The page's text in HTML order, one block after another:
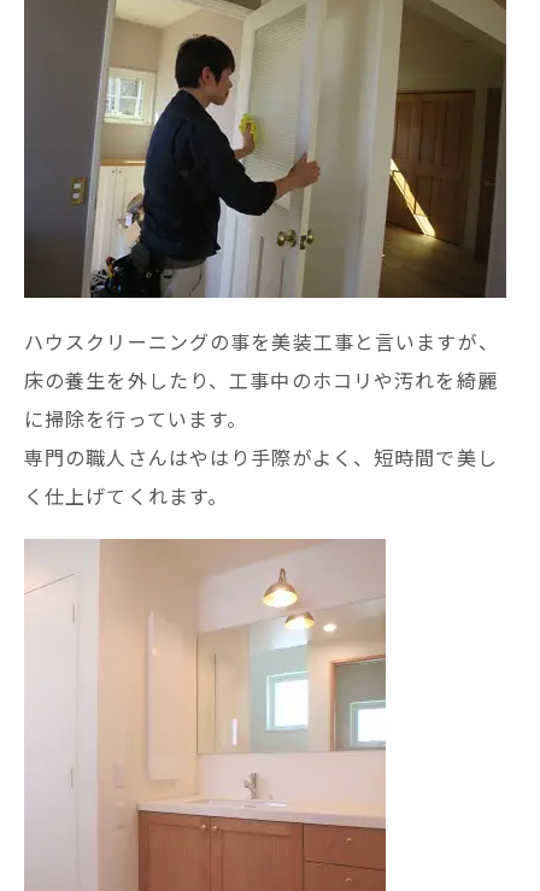
ハウスクリーニングの事を美装工事と言いますが、
床の養生を外したり、工事中のホコリや汚れを綺麗
に掃除を行っています。
専門の職人さんはやはり手際がよく、短時間で美し
く仕上げてくれます。